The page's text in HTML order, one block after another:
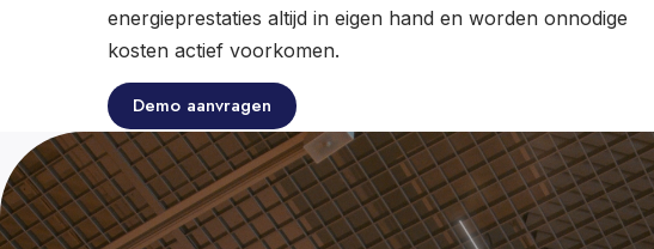
energieprestaties altijd in eigen hand en worden onnodige
kosten actief voorkomen.
Demo aanvragen